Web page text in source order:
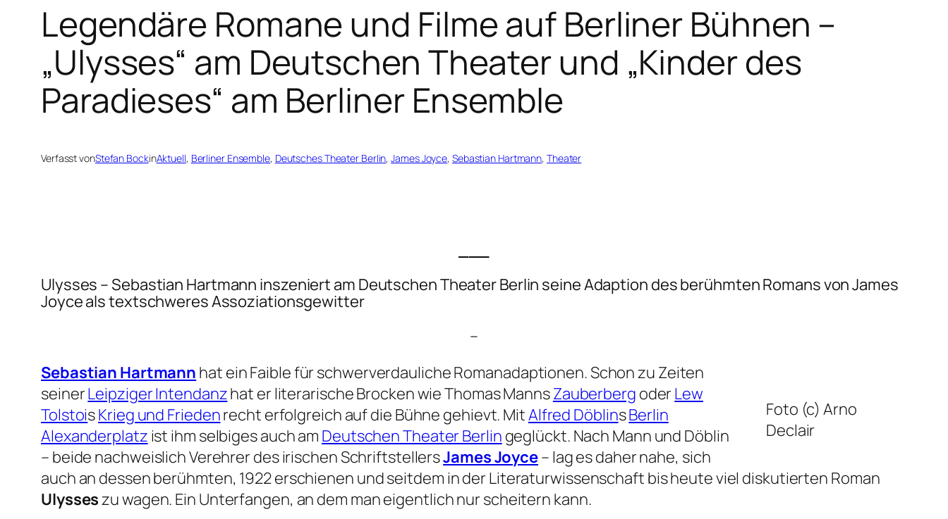
Legendäre Romane und Filme auf Berliner Bühnen –
„Ulysses“ am Deutschen Theater und „Kinder des
Paradieses“ am Berliner Ensemble
Verfasst vonStefan BockinAktuell, Berliner Ensemble, Deutsches Theater Berlin, James Joyce, Sebastian Hartmann, Theater
Ulysses – Sebastian Hartmann inszeniert am Deutschen Theater Berlin seine Adaption des berühmten Romans von James
Joyce als textschweres Assoziationsgewitter
–
Foto (c) Arno
Declair
Sebastian Hartmann hat ein Faible für schwerverdauliche Romanadaptionen. Schon zu Zeiten
seinerLeipziger Intendanzhat er literarische Brocken wie Thomas MannsZauberberg oder Lew
TolstoisKrieg und Friedenrecht erfolgreich auf die Bühne gehievt. MitAlfred DöblinsBerlin
Alexanderplatz ist ihm selbiges auch am Deutschen Theater Berlin geglückt. Nach Mann und Döblin
– beide nachweislich Verehrer des irischen SchriftstellersJames Joyce– lag es daher nahe, sich
auch an dessen berühmten, 1922 erschienen und seitdem in der Literaturwissenschaft bis heute viel diskutierten Roman
Ulysseszu wagen. Ein Unterfangen, an dem man eigentlich nur scheitern kann.